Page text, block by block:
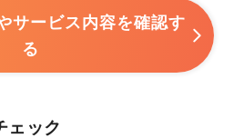
サービス内容を確認す
る
ェック